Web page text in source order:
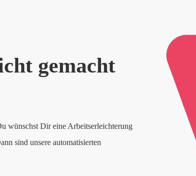
gemacht
wünschst Dir eine Arbeitserleichterung
sind unsere automatisierten